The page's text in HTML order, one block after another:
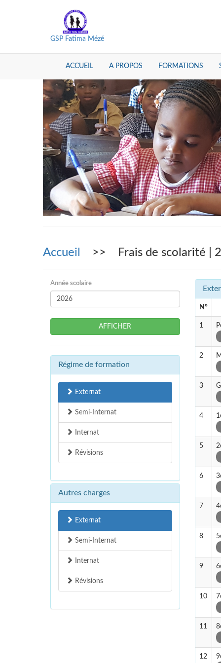
GSP Fatima Mézé
ACCUEIL A PROPOS FORMATIONS
Accueil >> Frais de scolarité |
Année scolaire
AFFICHER
Régime de formation
Externat
Semi-Internat
Internat
Révisions
Autres charges
Externat
Semi-Internat
Internat
Révisions
N°
1
2
3
4
5
6
7
8
9
10
11
12